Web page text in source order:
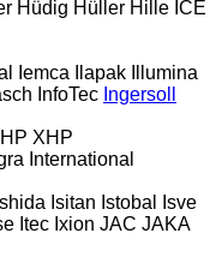
Hüdig Hüller Hille ICE
Iemca Ilapak
Illumina
InfoTec Ingersoll
XHP
International
Ishida Isitan Istobal
Isve
Itec Ixion JAC JAKA